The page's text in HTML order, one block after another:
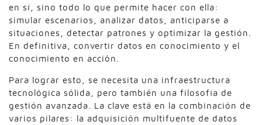
en sí, sino todo lo que permite hacer con ella:
simular escenarios, analizar datos, anticiparse a
situaciones, detectar patrones y optimizar la gestión.
En definitiva, convertir datos en conocimiento y el
conocimiento en acción.
Para lograr esto, se necesita una infraestructura
tecnológica sólida, pero también una filosofía de
gestión avanzada. La clave está en la combinación de
varios pilares: la adquisición multifuente de datos